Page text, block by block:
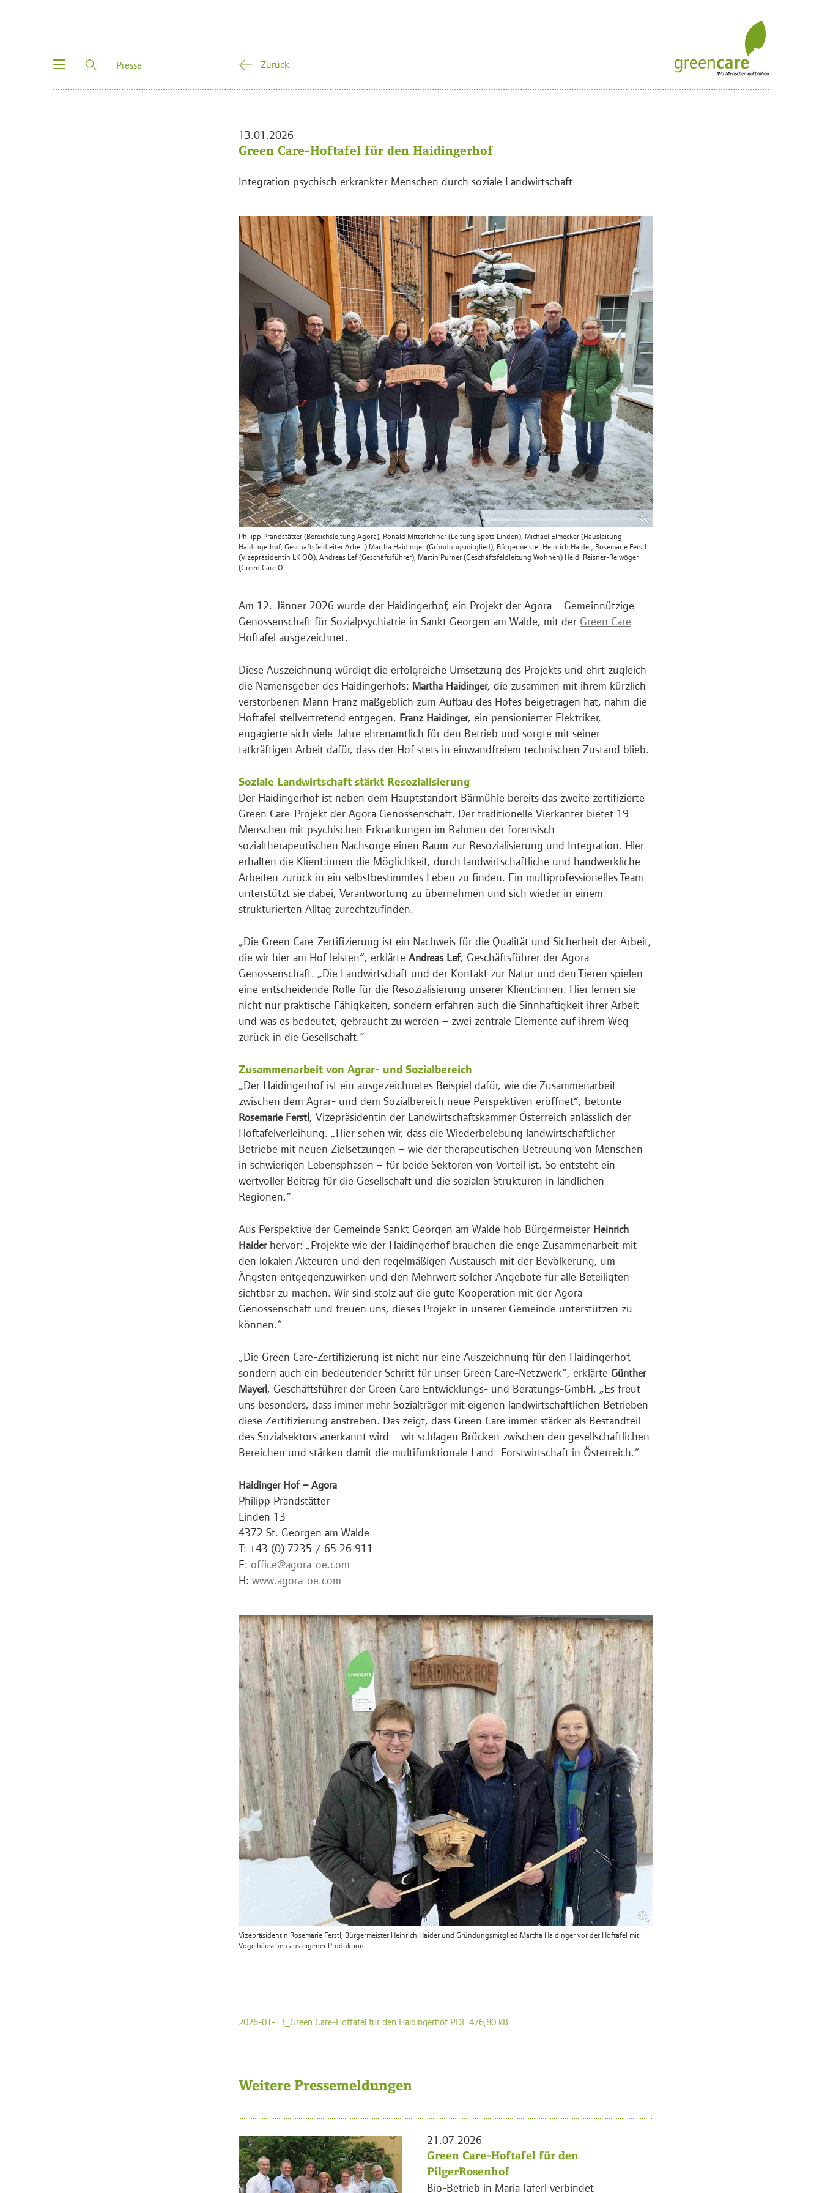
Toggle
Presse Zurück
13.01.2026
Green Care-Hoftafel für den Haidingerhof
Integration psychisch erkrankter Menschen durch soziale Landwirtschaft
Philipp Prandstätter (Bereichsleitung Agora), Ronald Mitterlehner (Leitung Spots Linden), Michael Elmecker (Hausleitung
Haidingerhof, Geschäftsfeldleiter Arbeit) Martha Haidinger (Gründungsmitglied), Bürgermeister Heinrich Haider, Rosemarie Ferstl
(Vizepräsidentin LK OÖ), Andreas Lef (Geschäftsführer), Martin Purner (Geschäftsfeldleitung Wohnen) Heidi Reisner-Reiwöger
(Green Care Ö
Am 12. Jänner 2026 wurde der Haidingerhof, ein Projekt der Agora – Gemeinnützige
Genossenschaft für Sozialpsychiatrie in Sankt Georgen am Walde, mit der Green Care-
Hoftafel ausgezeichnet.
Diese Auszeichnung würdigt die erfolgreiche Umsetzung des Projekts und ehrt zugleich
die Namensgeber des Haidingerhofs: Martha Haidinger, die zusammen mit ihrem kürzlich
verstorbenen Mann Franz maßgeblich zum Aufbau des Hofes beigetragen hat, nahm die
Hoftafel stellvertretend entgegen. Franz Haidinger, ein pensionierter Elektriker,
engagierte sich viele Jahre ehrenamtlich für den Betrieb und sorgte mit seiner
tatkräftigen Arbeit dafür, dass der Hof stets in einwandfreiem technischen Zustand blieb.
Soziale Landwirtschaft stärkt Resozialisierung
Der Haidingerhof ist neben dem Hauptstandort Bärmühle bereits das zweite zertifizierte
Green Care-Projekt der Agora Genossenschaft. Der traditionelle Vierkanter bietet 19
Menschen mit psychischen Erkrankungen im Rahmen der forensisch-
sozialtherapeutischen Nachsorge einen Raum zur Resozialisierung und Integration. Hier
erhalten die Klient:innen die Möglichkeit, durch landwirtschaftliche und handwerkliche
Arbeiten zurück in ein selbstbestimmtes Leben zu finden. Ein multiprofessionelles Team
unterstützt sie dabei, Verantwortung zu übernehmen und sich wieder in einem
strukturierten Alltag zurechtzufinden.
„Die Green Care-Zertifizierung ist ein Nachweis für die Qualität und Sicherheit der Arbeit,
die wir hier am Hof leisten“, erklärte Andreas Lef, Geschäftsführer der Agora
Genossenschaft. „Die Landwirtschaft und der Kontakt zur Natur und den Tieren spielen
eine entscheidende Rolle für die Resozialisierung unserer Klient:innen. Hier lernen sie
nicht nur praktische Fähigkeiten, sondern erfahren auch die Sinnhaftigkeit ihrer Arbeit
und was es bedeutet, gebraucht zu werden – zwei zentrale Elemente auf ihrem Weg
zurück in die Gesellschaft.“
Zusammenarbeit von Agrar- und Sozialbereich
„Der Haidingerhof ist ein ausgezeichnetes Beispiel dafür, wie die Zusammenarbeit
zwischen dem Agrar- und dem Sozialbereich neue Perspektiven eröffnet“, betonte
Rosemarie Ferstl, Vizepräsidentin der Landwirtschaftskammer Österreich anlässlich der
Hoftafelverleihung. „Hier sehen wir, dass die Wiederbelebung landwirtschaftlicher
Betriebe mit neuen Zielsetzungen – wie der therapeutischen Betreuung von Menschen
in schwierigen Lebensphasen – für beide Sektoren von Vorteil ist. So entsteht ein
wertvoller Beitrag für die Gesellschaft und die sozialen Strukturen in ländlichen
Regionen.“
Aus Perspektive der Gemeinde Sankt Georgen am Walde hob Bürgermeister Heinrich
Haiderhervor: „Projekte wie der Haidingerhof brauchen die enge Zusammenarbeit mit
den lokalen Akteuren und den regelmäßigen Austausch mit der Bevölkerung, um
Ängsten entgegenzuwirken und den Mehrwert solcher Angebote für alle Beteiligten
sichtbar zu machen. Wir sind stolz auf die gute Kooperation mit der Agora
Genossenschaft und freuen uns, dieses Projekt in unserer Gemeinde unterstützen zu
können.“
„Die Green Care-Zertifizierung ist nicht nur eine Auszeichnung für den Haidingerhof,
sondern auch ein bedeutender Schritt für unser Green Care-Netzwerk“, erklärte Günther
Mayerl, Geschäftsführer der Green Care Entwicklungs- und Beratungs-GmbH. „Es freut
uns besonders, dass immer mehr Sozialträger mit eigenen landwirtschaftlichen Betrieben
diese Zertifizierung anstreben. Das zeigt, dass Green Care immer stärker als Bestandteil
des Sozialsektors anerkannt wird – wir schlagen Brücken zwischen den gesellschaftlichen
Bereichen und stärken damit die multifunktionale Land- Forstwirtschaft in Österreich.“
Haidinger Hof – Agora
Philipp Prandstätter
Linden 13
4372 St. Georgen am Walde
T: +43 (0) 7235 / 65 26 911
E: office@agora-oe.com
H: www.agora-oe.com
Vizepräsidentin Rosemarie Ferstl, Bürgermeister Heinrich Haider und Gründungsmitglied Martha Haidinger vor der Hoftafel mit
Vogelhäuschen aus eigener Produktion
2026-01-13_Green Care-Hoftafel für den Haidingerhof PDF 476,80 kB
Weitere Pressemeldungen
21.07.2026
Green Care-Hoftafel für den
PilgerRosenhof
Bio-Betrieb in Maria Taferl verbindet